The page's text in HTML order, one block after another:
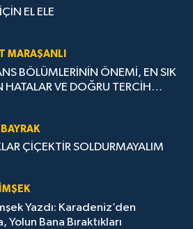
EL ELE
MARAŞANLI
BÖLÜMLERİNİN ÖNEMİ, EN SIK
HATALAR VE DOĞRU TERCİH
ÇİÇEKTİR SOLDURMAYALIM
Yazdı: Karadeniz’den
Yolun Bana Bıraktıkları